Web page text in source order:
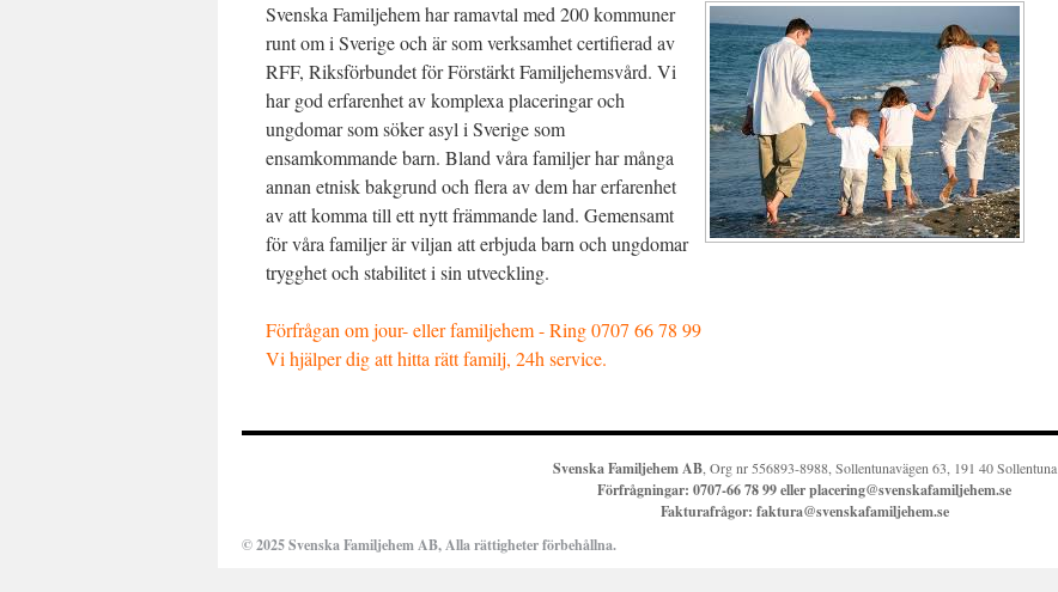
Svenska Familjehem har ramavtal med 200 kommuner
runt om i Sverige och är som verksamhet certifierad av
RFF, Riksförbundet för Förstärkt Familjehemsvård. Vi
har god erfarenhet av komplexa placeringar och
ungdomar som söker asyl i Sverige som
ensamkommande barn. Bland våra familjer har många
annan etnisk bakgrund och flera av dem har erfarenhet
av att komma till ett nytt främmande land. Gemensamt
för våra familjer är viljan att erbjuda barn och ungdomar
trygghet och stabilitet i sin utveckling.
Förfrågan om jour- eller familjehem - Ring 0707 66 78 99
Vi hjälper dig att hitta rätt familj, 24h service.
Svenska Familjehem AB, Org nr 556893-8988, Sollentunavägen 63, 191 40 Sollentuna
Förfrågningar: 0707-66 78 99 ellerplacering@svenskafamiljehem.se
Fakturafrågor: faktura@svenskafamiljehem.se
© 2025 Svenska Familjehem AB, Alla rättigheter förbehållna.